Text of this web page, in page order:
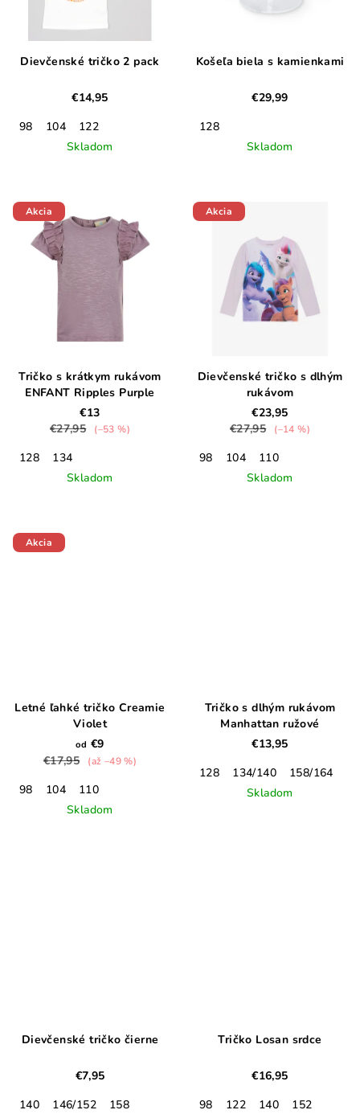
Dievčenské tričko 2 pack
€14,95
98
104
122
Skladom
Košeľa biela s kamienkami
€29,99
128
Skladom
Akcia
Tričko s krátkym rukávom
ENFANT Ripples Purple
€13
€27,95
(–53 %)
128
134
Skladom
Akcia
Dievčenské tričko s dlhým
rukávom
€23,95
€27,95
(–14 %)
98 104
110
Skladom
Akcia
Letné ľahké tričko Creamie
Violet
od €9
€17,95
(až –49 %)
98 104
110
Skladom
Tričko s dlhým rukávom
Manhattan ružové
€13,95
128
134/140 158/164
Skladom
Dievčenské tričko čierne
€7,95
140
146/152
158
Tričko Losan srdce
€16,95
98
122 140
152